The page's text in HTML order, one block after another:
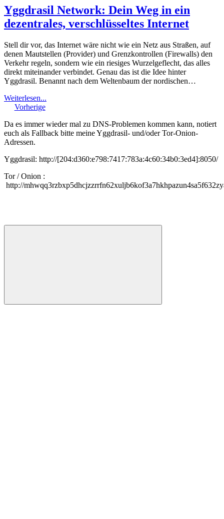
Yggdrasil Network: Dein Weg in ein
dezentrales, verschlüsseltes Internet
Stell dir vor, das Internet wäre nicht wie ein Netz aus Straßen, auf
denen Mautstellen (Provider) und Grenzkontrollen (Firewalls) den
Verkehr regeln, sondern wie ein riesiges Wurzelgeflecht, das alles
direkt miteinander verbindet. Genau das ist die Idee hinter
Yggdrasil. Benannt nach dem Weltenbaum der nordischen…
Weiterlesen...
Vorherige
Da es immer wieder mal zu DNS-Problemen kommen kann, notiert
euch als Fallback bitte meine Yggdrasil- und/oder Tor-Onion-
Adressen.
Yggdrasil: http://[204:d360:e798:7417:783a:4c60:34b0:3ed4]:8050/
Tor / Onion :
http://